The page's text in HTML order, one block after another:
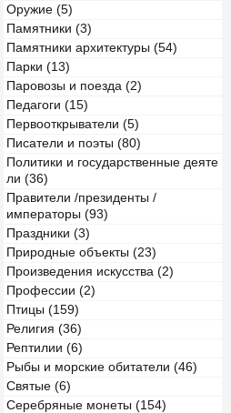
Оружие (5)
Памятники (3)
Памятники архитектуры (54)
Парки (13)
Паровозы и поезда (2)
Педагоги (15)
Первооткрыватели (5)
Писатели и поэты (80)
Политики и государственные деяте
ли (36)
Правители /президенты /
императоры (93)
Праздники (3)
Природные объекты (23)
Произведения искусства (2)
Профессии (2)
Птицы (159)
Религия (36)
Рептилии (6)
Рыбы и морские обитатели (46)
Святые (6)
Серебряные монеты (154)